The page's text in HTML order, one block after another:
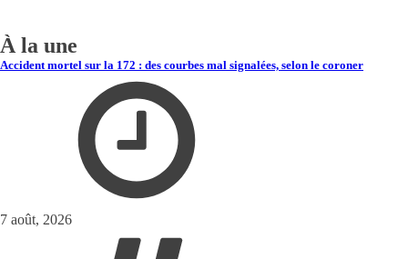
À la une
Accident mortel sur la 172 : des courbes mal signalées, selon le coroner
7 août, 2026